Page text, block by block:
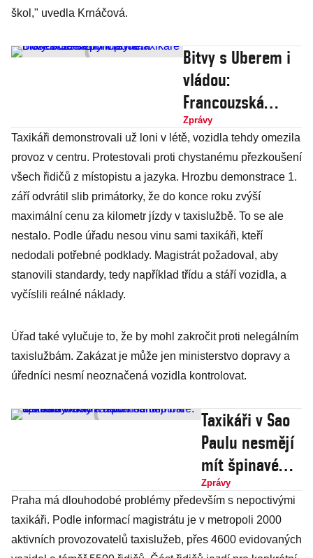
škol," uvedla Krnáčová.
Bitvy s Uberem i
vládou:
Francouzská
policie na
taxikáře musela
se slzným plynem
Zprávy
Taxikáři demonstrovali už loni v létě, vozidla tehdy omezila
provoz v centru. Protestovali proti chystanému přezkoušení
všech řidičů z místopistu a jazyka. Hrozbu demonstrace 1.
září odvrátil slib primátorky, že do konce roku zvýší
maximální cenu za kilometr jízdy v taxislužbě. To se ale
nestalo. Podle úřadu nesou vinu sami taxikáři, kteří
nedodali potřebné podklady. Magistrát požadoval, aby
stanovili standardy, tedy například třídu a stáří vozidla, a
vyčíslili reálné náklady.
Úřad také vylučuje to, že by mohl zakročit proti nelegálním
taxislužbám. Zakázat je může jen ministerstvo dopravy a
úředníci nesmí neoznačená vozidla kontrolovat.
Taxikáři v Sao
Paulu nesmějí
mít špinavé
nehty a hádat
se o fotbale. U
nás by mohli
Zprávy
Praha má dlouhodobé problémy především s nepoctivými
taxikáři. Podle informací magistrátu je v metropoli 2000
aktivních provozovatelů taxislužeb, přes 4600 evidovaných